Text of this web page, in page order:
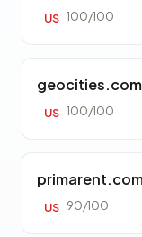
US 100/100
geocities.com
US 100/100
US 90/100